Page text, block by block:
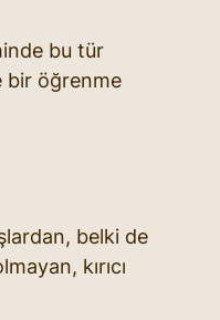
bu tür
bir öğrenme
belki de
kırıcı